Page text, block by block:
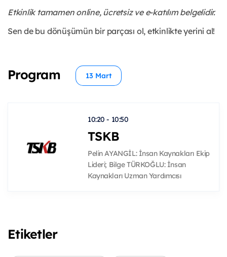
Etkinlik tamamen online, ücretsiz ve e-katılım belgelidir.
Sen de bu dönüşümün bir parçası ol, etkinlikte yerini al!
Program 13 Mart
10:20 - 10:50
TSKB
Pelin AYANGİL: İnsan Kaynakları Ekip
Lideri; Bilge TÜRKOĞLU: İnsan
Kaynakları Uzman Yardımcısı
Etiketler